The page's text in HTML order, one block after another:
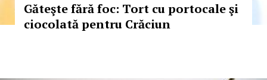
Găteşte fără foc: Tort cu portocale şi
ciocolată pentru Crăciun